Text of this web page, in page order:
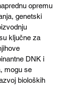
opremu
genetski
ključne za
DNK i
mogu se
bioloških